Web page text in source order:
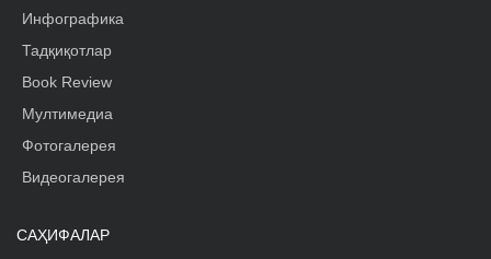
Инфографика
Тадқиқотлар
Book Review
Мултимедиа
Фотогалерея
Видеогалерея
САҲИФАЛАР